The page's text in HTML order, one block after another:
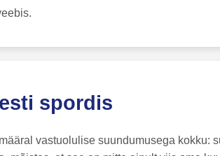
spordis
vastuolulise suundumusega